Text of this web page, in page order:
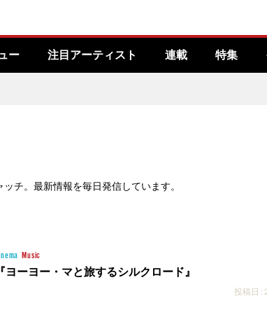
ー 注目アーティスト 連載 特集
チ。最新情報を毎日発信しています。
Music
『ヨーヨー・マと旅するシルクロード』
投稿日 :